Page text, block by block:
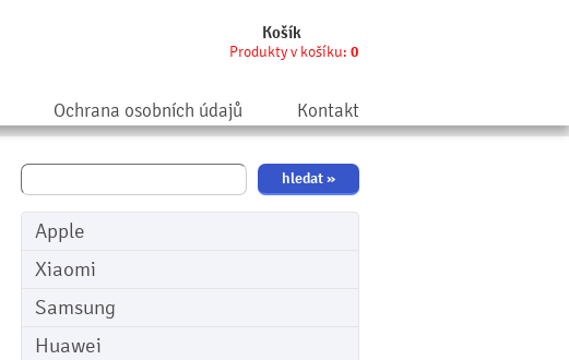
Košík
Produkty v košíku: 0
Ochrana osobních údajů Kontakt
Apple
Xiaomi
Samsung
Huawei